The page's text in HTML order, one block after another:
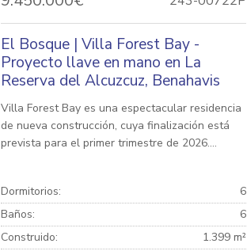
El Bosque | Villa Forest Bay -
Proyecto llave en mano en La
Reserva del Alcuzcuz, Benahavis
Villa Forest Bay es una espectacular residencia
de nueva construcción, cuya finalización está
prevista para el primer trimestre de 2026....
Dormitorios:
6
Baños:
6
Construido:
1.399 m²